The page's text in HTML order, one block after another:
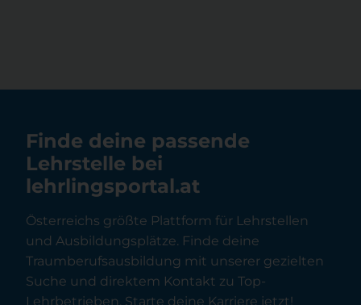
Finde deine passende
Lehrstelle bei
lehrlingsportal.at
Österreichs größte Plattform für Lehrstellen
und Ausbildungsplätze. Finde deine
Traumberufsausbildung mit unserer gezielten
Suche und direktem Kontakt zu Top-
Lehrbetrieben. Starte deine Karriere jetzt!